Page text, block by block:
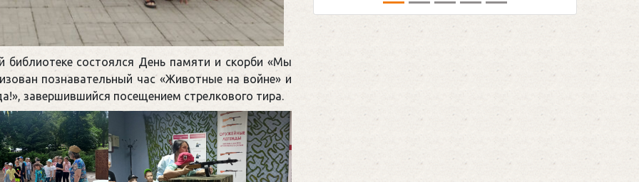
библиотеке состоялся День памяти и скорби «Мы
познавательный час «Животные на войне» и
завершившийся посещением стрелкового тира.